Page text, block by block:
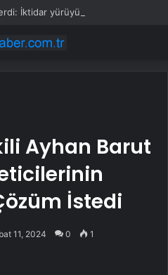
Ayhan Barut
İstedi
11, 2024 0 1